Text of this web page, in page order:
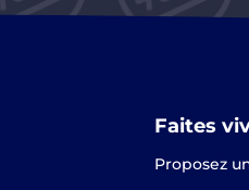
Faites
Proposez